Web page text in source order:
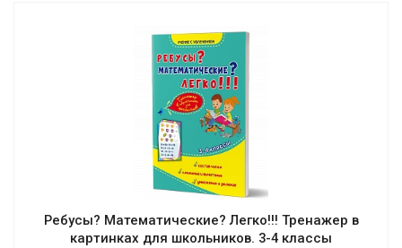
Ребусы? Математические? Легко!!! Тренажер в
картинках для школьников. 3-4 классы